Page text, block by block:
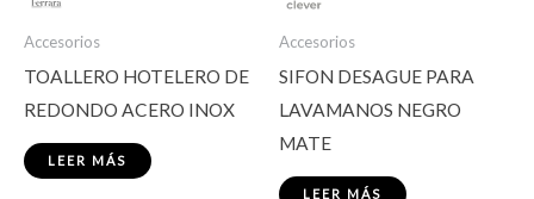
Accesorios
TOALLERO HOTELERO DE
REDONDO ACERO INOX
LEER MÁS
Accesorios
SIFON DESAGUE PARA
LAVAMANOS NEGRO
MATE
LEER MÁS